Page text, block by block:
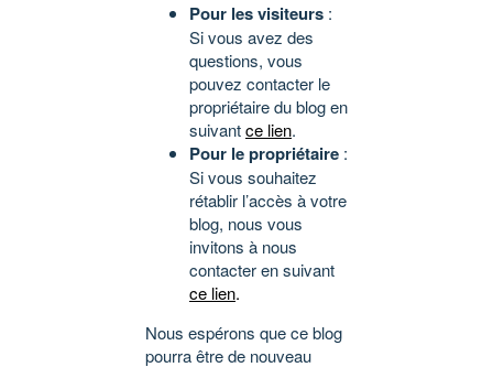
Pour les visiteurs :
Si vous avez des
questions, vous
pouvez contacter le
propriétaire du blog en
suivantce lien.
Pour le propriétaire :
Si vous souhaitez
rétablir l’accès à votre
blog, nous vous
invitons à nous
contacter en suivant
ce lien.
Nous espérons que ce blog
pourra être de nouveau